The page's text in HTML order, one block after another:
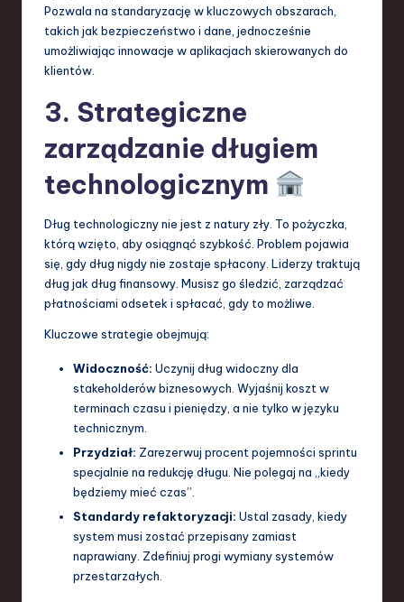
Pozwala na standaryzację w kluczowych obszarach,
takich jak bezpieczeństwo i dane, jednocześnie
umożliwiając innowacje w aplikacjach skierowanych do
klientów.
3. Strategiczne
zarządzanie długiem
technologicznym
Dług technologiczny nie jest z natury zły. To pożyczka,
którą wzięto, aby osiągnąć szybkość. Problem pojawia
się, gdy dług nigdy nie zostaje spłacony. Liderzy traktują
dług jak dług finansowy. Musisz go śledzić, zarządzać
płatnościami odsetek i spłacać, gdy to możliwe.
Kluczowe strategie obejmują:
Widoczność: Uczynij dług widoczny dla
stakeholderów biznesowych. Wyjaśnij koszt w
terminach czasu i pieniędzy, a nie tylko w języku
technicznym.
Przydział: Zarezerwuj procent pojemności sprintu
specjalnie na redukcję długu. Nie polegaj na „kiedy
będziemy mieć czas”.
Standardy refaktoryzacji: Ustal zasady, kiedy
system musi zostać przepisany zamiast
naprawiany. Zdefiniuj progi wymiany systemów
przestarzałych.